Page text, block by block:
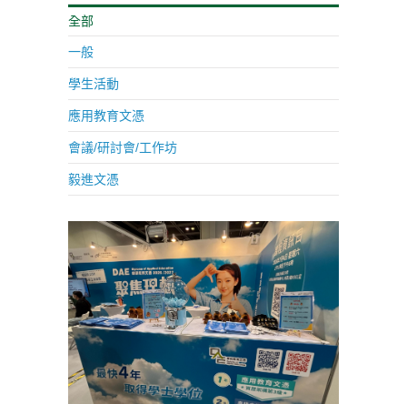
全部
一般
學生活動
應用教育文憑
會議/研討會/工作坊
毅進文憑